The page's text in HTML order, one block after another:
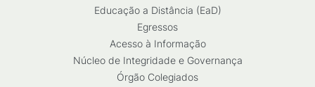
Educação a Distância (EaD)
Egressos
Acesso à Informação
Núcleo de Integridade e Governança
Órgão Colegiados